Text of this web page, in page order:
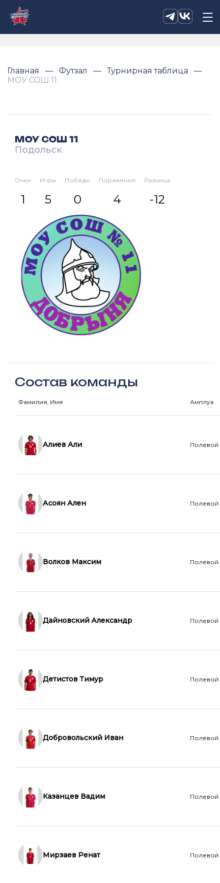
Главная Футзал
Турнирная таблица
МОУ СОШ 11
МОУ СОШ 11
Подольск
Очки
1
Игры
5
Победы
0
Поражения
4
Разница
-12
Состав команды
Фамилия, Имя Амплуа
Алиев Али Полевой
Асоян Ален Полевой
Волков Максим Полевой
Дайновский Александр Полевой
Детистов Тимур Полевой
Добровольский Иван Полевой
Казанцев Вадим Полевой
Мирзаев Ренат Полевой